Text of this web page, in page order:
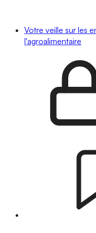
Votre veille sur les
l'agroalimentaire